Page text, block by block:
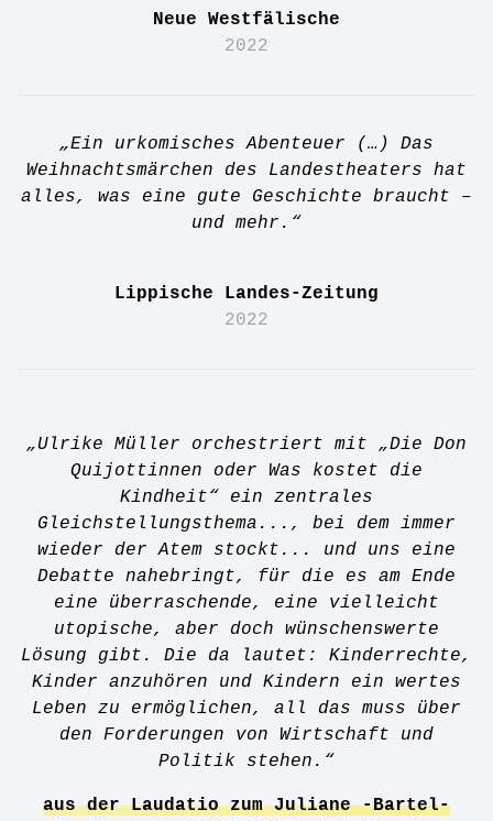
Neue Westfälische
2022
„Ein urkomisches Abenteuer (…) Das
Weihnachtsmärchen des Landestheaters hat
alles, was eine gute Geschichte braucht –
und mehr.“
Lippische Landes-Zeitung
2022
„Ulrike Müller orchestriert mit „Die Don
Quijottinnen oder Was kostet die
Kindheit“ ein zentrales
Gleichstellungsthema..., bei dem immer
wieder der Atem stockt... und uns eine
Debatte nahebringt, für die es am Ende
eine überraschende, eine vielleicht
utopische, aber doch wünschenswerte
Lösung gibt. Die da lautet: Kinderrechte,
Kinder anzuhören und Kindern ein wertes
Leben zu ermöglichen, all das muss über
den Forderungen von Wirtschaft und
Politik stehen.“
aus der Laudatio zum Juliane -Bartel-